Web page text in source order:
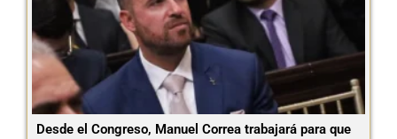
Desde el Congreso, Manuel Correa trabajará para que